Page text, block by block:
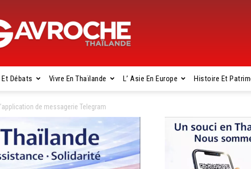
Gavroche
Thaïlande
Débats Vivre En Thaïlande L’ Asie En Europe Histoire Et
de messagerie Telegram